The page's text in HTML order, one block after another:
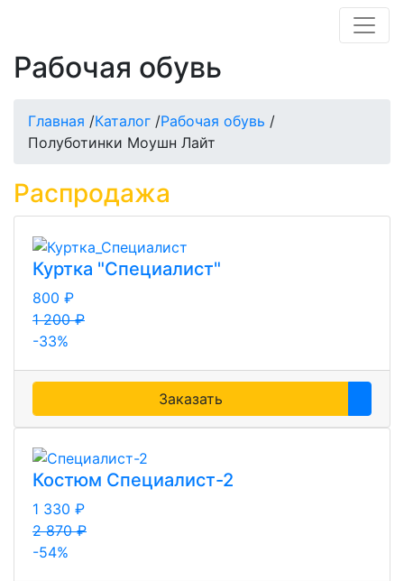
Рабочая обувь
Главная /Каталог /Рабочая обувь /
Полуботинки Моушн Лайт
Распродажа
Куртка "Специалист"
800 ₽
1 200 ₽
-33%
Заказать
Костюм Специалист-2
1 330 ₽
2 870 ₽
-54%